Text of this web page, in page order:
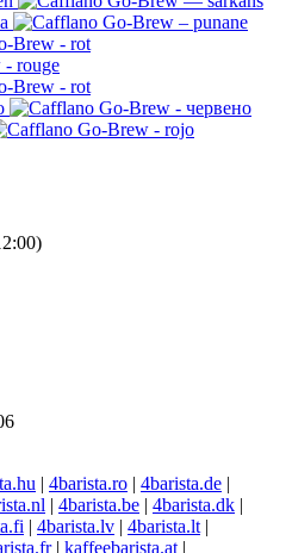
| 4barista.ro | 4barista.de |
| 4barista.be | 4barista.dk |
| 4barista.lv | 4barista.lt |
| kaffeebarista.at |